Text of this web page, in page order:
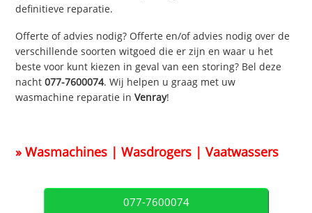
definitieve reparatie.
Offerte of advies nodig? Offerte en/of advies nodig over de
verschillende soorten witgoed die er zijn en waar u het
beste voor kunt kiezen in geval van een storing? Bel deze
nacht077-7600074. Wij helpen u graag met uw
wasmachine reparatie inVenray!
» Wasmachines | Wasdrogers | Vaatwassers
077-7600074